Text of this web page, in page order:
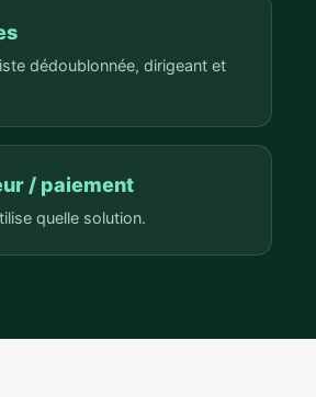
dédoublonnée, dirigeant et
/ paiement
quelle solution.